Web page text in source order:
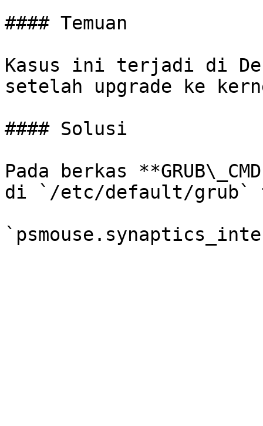
#### Temuan
Kasus ini terjadi di
setelah upgrade ke
#### Solusi
Pada berkas
di `/etc/default/grub`